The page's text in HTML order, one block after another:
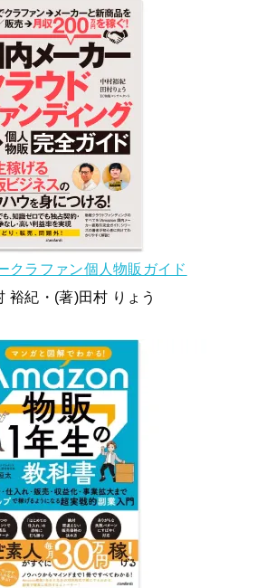
クラファン個人物販ガイド
裕紀・(著)田村 りょう